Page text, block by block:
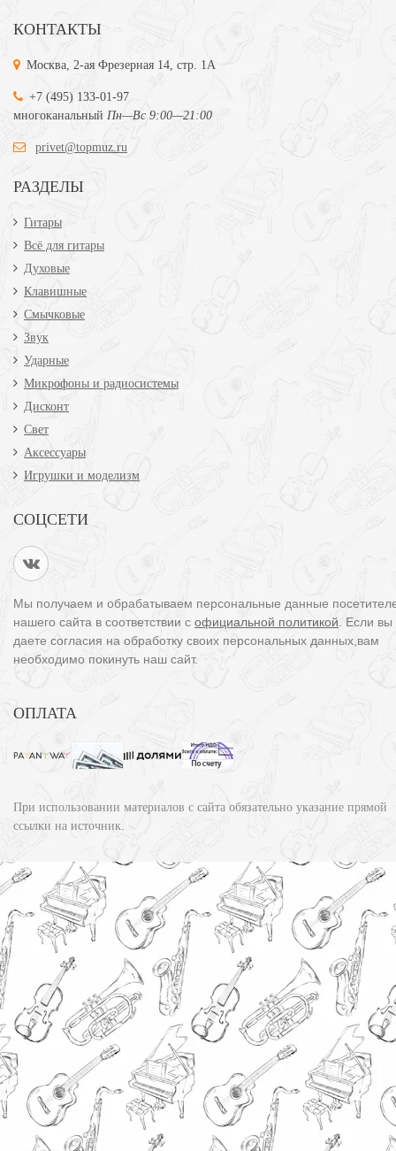
КОНТАКТЫ
Москва, 2-ая Фрезерная 14, стр. 1А
+7 (495) 133-01-97
многоканальный Пн—Вс 9:00—21:00
privet@topmuz.ru
РАЗДЕЛЫ
Гитары
Всё для гитары
Духовые
Клавишные
Смычковые
Звук
Ударные
Микрофоны и радиосистемы
Дисконт
Свет
Аксессуары
Игрушки и моделизм
СОЦСЕТИ
Мы получаем и обрабатываем персональные данные
нашего сайта в соответствии с официальной политикой . Если
даете согласия на обработку своих персональных данных,вам
необходимо покинуть наш сайт.
ОПЛАТА
При использовании материалов с сайта обязательно указание прямой
ссылки на источник.